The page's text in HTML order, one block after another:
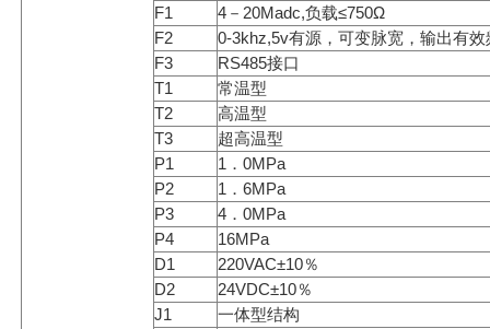
F1
4－20Madc,负载≤750Ω
F2
0-3khz,5v有源，可变脉宽，输出有效
F3
RS485接口
T1
常温型
T2
高温型
T3
超高温型
P1
1．0MPa
P2
1．6MPa
P3
4．0MPa
P4
16MPa
D1
220VAC±10％
D2
24VDC±10％
J1
一体型结构